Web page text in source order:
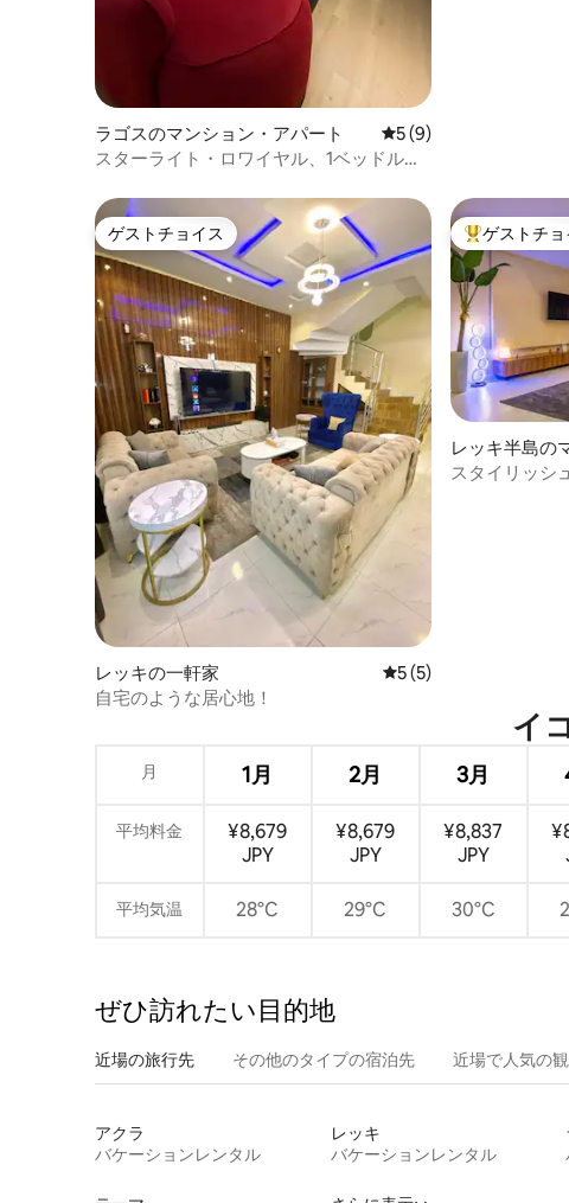
ラゴスのマンション・アパート レビュー9件、5つ星中
5 (9)
スターライト・ロワイヤル、1ベッドルー
ゲストチョイス
ゲストチョイス
レッキの一軒家 レビュー5件、5つ星中
5 (5)
自宅のような居心地！
大好評のゲス
ゲストチョ
レッキ半島の
パート
スタイリッシ
イ
月 1月 2月 3月
平均料金
¥8,679
JPY
¥8,679
JPY
¥8,837
JPY
平均気温 28°C 29°C 30°C
ぜひ訪⁠れ⁠た⁠い目⁠的⁠地
近場の旅行先 その他のタ⁠イ⁠プ⁠の宿⁠泊⁠先 近場で人気の
アクラ
バケーションレンタル
レッキ
バケーションレンタル